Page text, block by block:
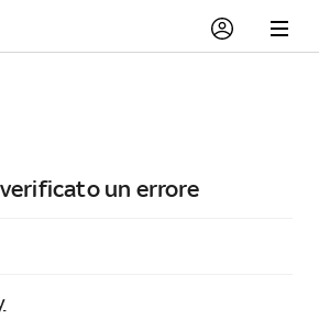
un errore